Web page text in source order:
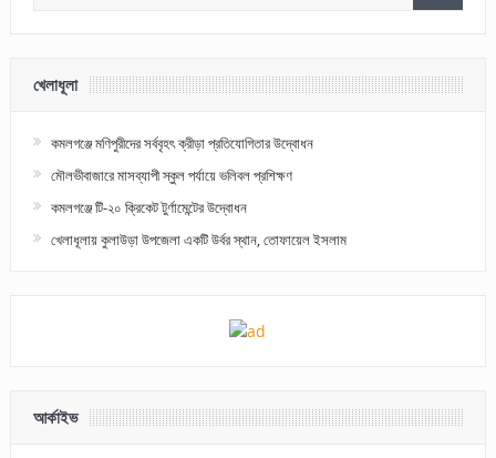
খেলাধূলা
কমলগঞ্জে মণিপুরীদের সর্ববৃহৎ ক্রীড়া প্রতিযোগিতার উদ্বোধন
মৌলভীবাজারে মাসব্যাপী স্কুল পর্যায়ে ভলিবল প্রশিক্ষণ
কমলগঞ্জে টি-২০ ক্রিকেট টুর্ণামেন্টের উদ্বোধন
খেলাধূলায় কুলাউড়া উপজেলা একটি উর্বর স্থান, তোফায়েল ইসলাম
আর্কাইভ